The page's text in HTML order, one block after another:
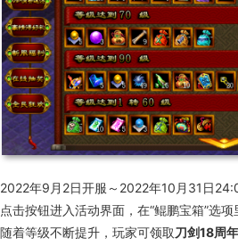
2022年9 月 2日开服～ 2022年10 月 31 日
点击按钮进入活动界面，在“鲲鹏宝箱”选项
随着等级不断提升，玩家可领取刀剑18周